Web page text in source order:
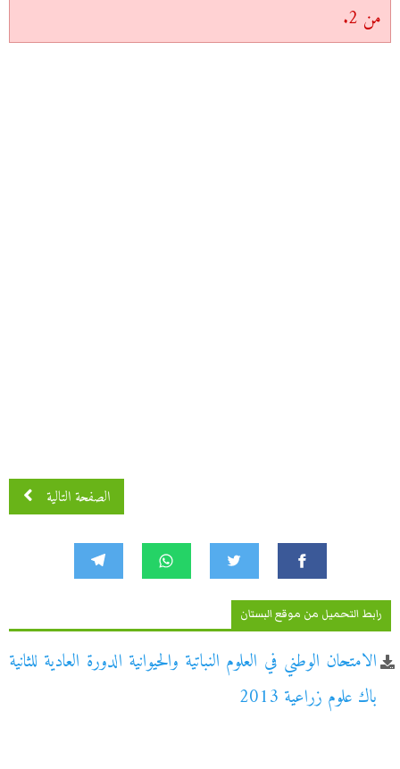
من 2.
الصفحة التالية
رابط التحميل من موقع البستان
الامتحان الوطني في العلوم النباتية والحيوانية الدورة العادية للثانية
باك علوم زراعية 2013